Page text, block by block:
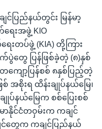
ပြည်နယ်တွင်း မြန်မာ့
ေးအဖွဲ့ KIO
တပ်ဖွဲ့ (KIA) တို့ကြား
ပွဲတွေ ပြန်ဖြစ်ခဲ့တဲ့ (၈)နှစ်
ျော့ပြန်စစ် ၈နှစ်ပြည့်တဲ့
စိုးရ ထိန်းချုပ်နယ်မြေ၊
နယ်မြေက စစ်ပြေးစစ်
ာနိုင်ငံတဝှမ်းက ကချင်
တွေက ကချင်ပြည်နယ်